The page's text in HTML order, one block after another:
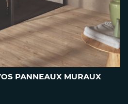
PANNEAUX MURAUX